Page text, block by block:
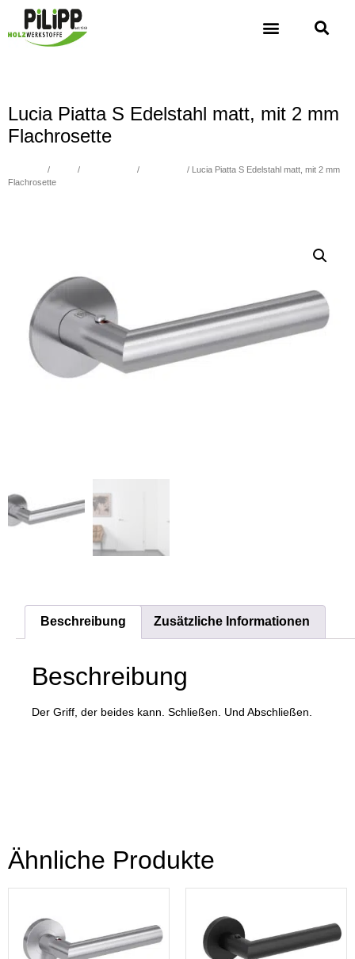
Lucia Piatta S Edelstahl matt, mit 2 mm
Flachrosette
/ / /
/ Lucia Piatta S Edelstahl matt, mit 2 mm
Flachrosette
Beschreibung Zusätzliche Informationen
Beschreibung
Der Griff, der beides kann. Schließen. Und Abschließen.
Ähnliche Produkte